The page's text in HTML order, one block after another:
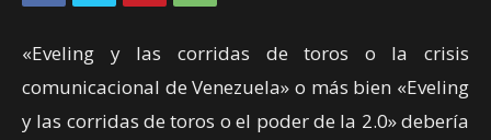
«Eveling y las corridas de toros o la crisis
comunicacional de Venezuela» o más bien «Eveling
y las corridas de toros o el poder de la 2.0» debería